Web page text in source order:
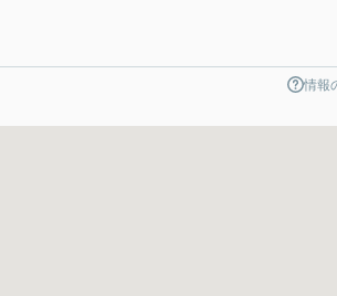
情報